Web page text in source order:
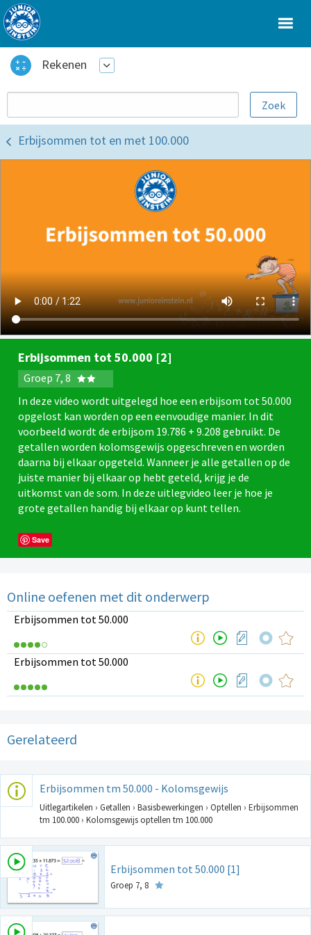
Rekenen
Erbijsommen tot en met 100.000
Erbijsommen tot 50.000 [2]
Groep 7, 8
In deze video wordt uitgelegd hoe een erbijsom tot 50.000
opgelost kan worden op een eenvoudige manier. In dit
voorbeeld wordt de erbijsom 19.786 + 9.208 gebruikt. De
getallen worden kolomsgewijs opgeschreven en worden
daarna bij elkaar opgeteld. Wanneer je alle getallen op de
juiste manier bij elkaar op hebt geteld, krijg je de
uitkomst van de som. In deze uitlegvideo leer je hoe je
grote getallen handig bij elkaar op kunt tellen.
Save
Online oefenen met dit onderwerp
Erbijsommen tot 50.000
Erbijsommen tot 50.000
Gerelateerd
Erbijsommen tm 50.000 - Kolomsgewijs
Uitlegartikelen › Getallen › Basisbewerkingen › Optellen › Erbijsommen
tm 100.000 › Kolomsgewijs optellen tm 100.000
Erbijsommen tot 50.000 [1]
Groep 7, 8